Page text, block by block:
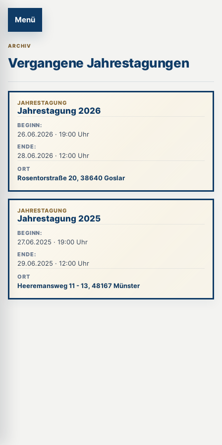
Menü
ARCHIV
Vergangene Jahrestagungen
JAHRESTAGUNG
Jahrestagung 2026
BEGINN:
26.06.2026 · 19:00 Uhr
ENDE:
28.06.2026 · 12:00 Uhr
ORT
Rosentorstraße 20, 38640 Goslar
JAHRESTAGUNG
Jahrestagung 2025
BEGINN:
27.06.2025 · 19:00 Uhr
ENDE:
29.06.2025 · 12:00 Uhr
ORT
Heeremansweg 11 - 13, 48167 Münster